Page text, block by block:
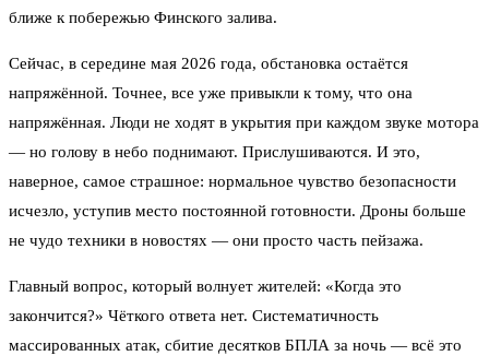
ближе к побережью Финского залива.
Сейчас, в середине мая 2026 года, обстановка остаётся
напряжённой. Точнее, все уже привыкли к тому, что она
напряжённая. Люди не ходят в укрытия при каждом звуке мотора
— но голову в небо поднимают. Прислушиваются. И это,
наверное, самое страшное: нормальное чувство безопасности
исчезло, уступив место постоянной готовности. Дроны больше
не чудо техники в новостях — они просто часть пейзажа.
Главный вопрос, который волнует жителей: «Когда это
закончится?» Чёткого ответа нет. Систематичность
массированных атак, сбитие десятков БПЛА за ночь — всё это